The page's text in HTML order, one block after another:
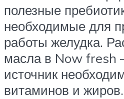
полезные
необходимые для
работы желудка.
масла в Now fresh
источник
витаминов и жиров.